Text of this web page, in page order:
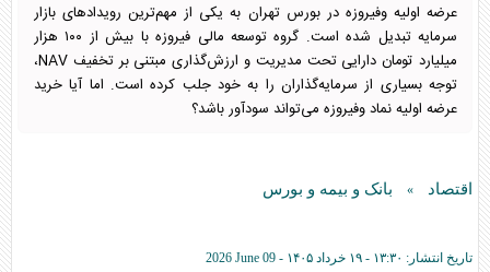
عرضه اولیه وفیروزه در بورس تهران به یکی از مهم‌ترین رویدادهای بازار
سرمایه تبدیل شده است. گروه توسعه مالی فیروزه با بیش از ۱۰۰ هزار
میلیارد تومان دارایی تحت مدیریت و ارزش‌گذاری مبتنی بر تخفیف NAV،
توجه بسیاری از سرمایه‌گذاران را به خود جلب کرده است. اما آیا خرید
عرضه اولیه نماد وفیروزه می‌تواند سودآور باشد؟
اقتصاد » بانک و بیمه و بورس
تاریخ انتشار: ۱۳:۳۰ - ۱۹ خرداد ۱۴۰۵ -
2026 June 09